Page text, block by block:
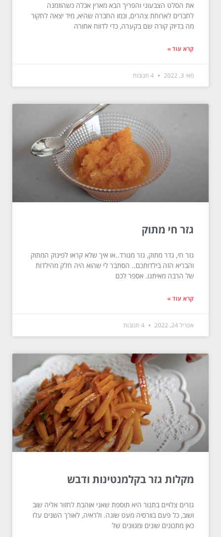
את הסלט הצבעוני והפריך הבא מארין אכלה כשהוזמנה
לחברים לארוחת צהרים, וכמו החברה שהיא, מיד יצאה לחקור
מה בדיוק קורה שם בקערה, כדי לדווח אחורה
קרא עוד »
מאי 3, 2022
גזר חי מתוק
גזר חי, גדר מתוק, גזר מגורד..או איך שלא קראו לפינוק המתוק
והבריא הזה בילדותכם.. הסתבר לי שהוא היה חלק מהילדות
של הרבה מאיתנו. אספר לכם
קרא עוד »
אפריל 24, 2022
מקלות גזר בקלמנטינות ודבש
גזרים צלויים בתנור היא תוספת שאני אוהבת לחזור אליה שוב
ושוב, כל פעם בוורסיה מעט שונה. ולראיה, לאורך השנים עלו
כאן מתכונים שונים ומגוונים של